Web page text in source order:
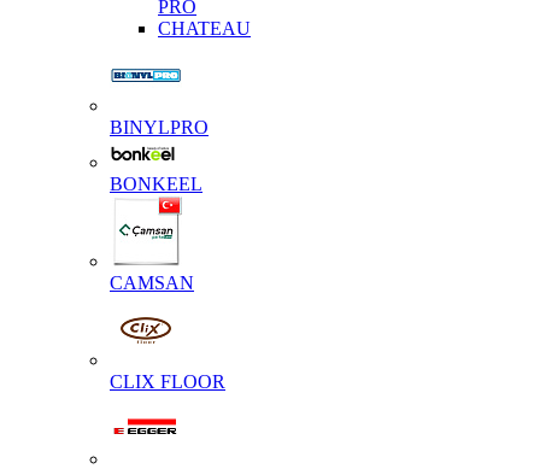
PRO
CHATEAU
BINYLPRO
BONKEEL
CAMSAN
CLIX FLOOR